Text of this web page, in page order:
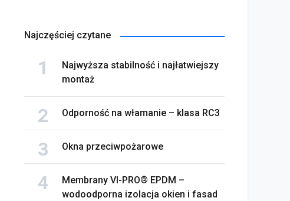
Najczęściej czytane
Najwyższa stabilność i najłatwiejszy
montaż
Odporność na włamanie – klasa RC3
Okna przeciwpożarowe
Membrany VI-PRO® EPDM –
wodoodporna izolacja okien i fasad